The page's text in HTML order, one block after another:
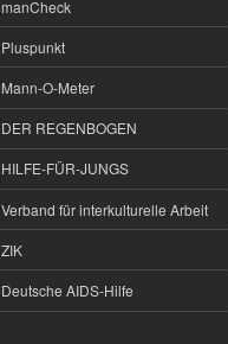
manCheck
Pluspunkt
Mann-O-Meter
DER REGENBOGEN
HILFE-FÜR-JUNGS
Verband für interkulturelle Arbeit
ZIK
Deutsche AIDS-Hilfe